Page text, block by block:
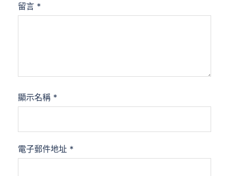
留言 *
顯示名稱 *
電子郵件地址 *